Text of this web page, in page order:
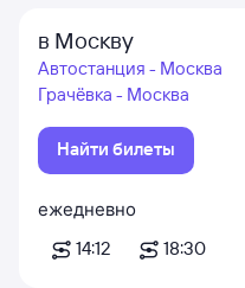
в Москву
Автостанция - Москва
Грачёвка - Москва
Найти билеты
ежедневно
14:12
18:30